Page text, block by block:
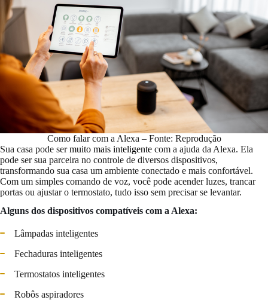
Como falar com a Alexa – Fonte: Reprodução
Sua casa pode sermuito mais inteligente com a ajuda da Alexa. Ela
pode ser sua parceira no controle de diversos dispositivos,
transformando sua casa um ambiente conectado e mais confortável.
Com um simples comando de voz, você pode acender luzes, trancar
portas ou ajustar o termostato, tudo isso sem precisar se levantar.
Alguns dos dispositivos compatíveis com a Alexa:
Lâmpadas inteligentes
Fechaduras inteligentes
Termostatos inteligentes
Robôs aspiradores